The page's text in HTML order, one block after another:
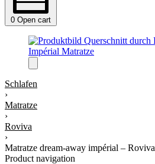
0 Open cart
Schlafen
›
Matratze
›
Roviva
›
Matratze dream-away impérial – Roviva
Product navigation